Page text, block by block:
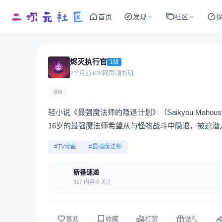
首页 发现 社区
烬灭执行官 1级
2个月前 iOS网页 洛杉矶
9
轻小说《最强魔法师的隐退计划》（Saikyou
16岁的最强魔法师希望从与怪物战斗中隐退，被迫
#TV动画 #最强魔法师
新番速递
317 内容 6 关注
喜欢 收藏 打赏 送礼